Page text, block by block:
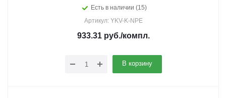
Есть в наличии (15)
Артикул: YKV-K-NPE
933.31 руб./компл.
В корзину